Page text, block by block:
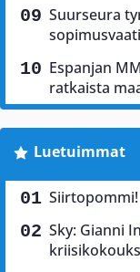
Suurseura
Espanjan
ratkaista
Luetuimmat
Siirtopommi!
Sky: Gianni